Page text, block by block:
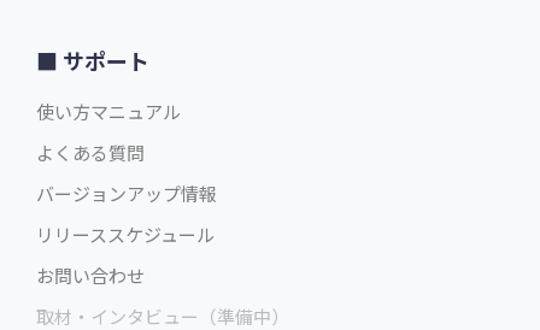
サポート
使い方マニュアル
よくある質問
バージョンアップ情報
リリーススケジュール
お問い合わせ
取材・インタビュー（準備中）